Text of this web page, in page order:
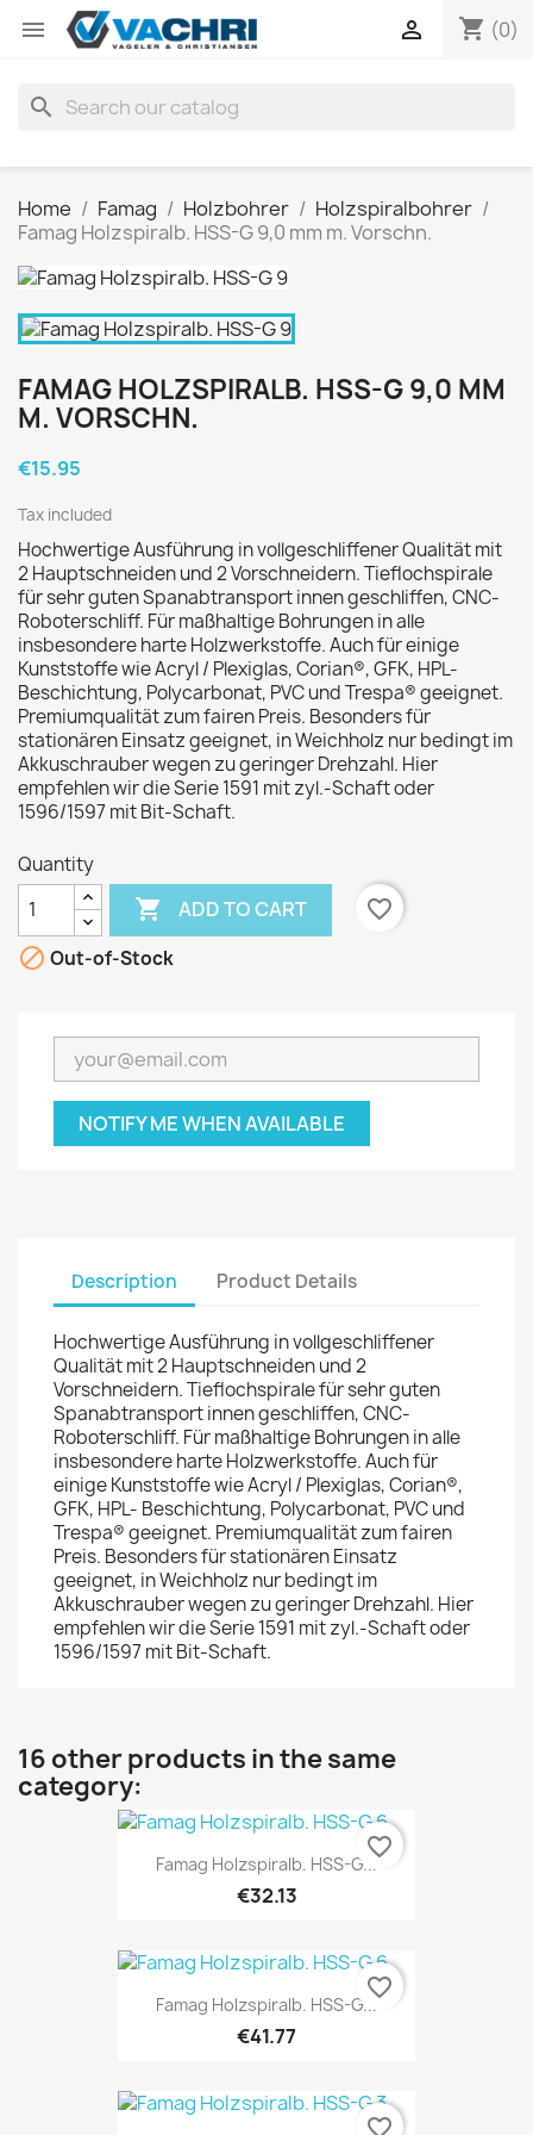
 shopping_cart (0)

search
Home Famag Holzbohrer
Holzspiralbohrer
Famag Holzspiralb. HSS-G 9,0 mm m. Vorschn.
FAMAG HOLZSPIRALB. HSS-G 9,0 MM
M. VORSCHN.
€15.95
Tax included
Hochwertige Ausführung in vollgeschliffener Qualität mit
2 Hauptschneiden und 2 Vorschneidern. Tieflochspirale
für sehr guten Spanabtransport innen geschliffen, CNC-
Roboterschliff. Für maßhaltige Bohrungen in alle
insbesondere harte Holzwerkstoffe. Auch für einige
Kunststoffe wie Acryl / Plexiglas, Corian®, GFK, HPL-
Beschichtung, Polycarbonat, PVC und Trespa® geeignet.
Premiumqualität zum fairen Preis. Besonders für
stationären Einsatz geeignet, in Weichholz nur bedingt im
Akkuschrauber wegen zu geringer Drehzahl. Hier
empfehlen wir die Serie 1591 mit zyl.-Schaft oder
1596/1597 mit Bit-Schaft.
Quantity
 ADD TO CART
favorite_border
 Out-of-Stock
NOTIFY ME WHEN AVAILABLE
Description Product Details
Hochwertige Ausführung in vollgeschliffener
Qualität mit 2 Hauptschneiden und 2
Vorschneidern. Tieflochspirale für sehr guten
Spanabtransport innen geschliffen, CNC-
Roboterschliff. Für maßhaltige Bohrungen in alle
insbesondere harte Holzwerkstoffe. Auch für
einige Kunststoffe wie Acryl / Plexiglas, Corian®,
GFK, HPL- Beschichtung, Polycarbonat, PVC und
Trespa® geeignet. Premiumqualität zum fairen
Preis. Besonders für stationären Einsatz
geeignet, in Weichholz nur bedingt im
Akkuschrauber wegen zu geringer Drehzahl. Hier
empfehlen wir die Serie 1591 mit zyl.-Schaft oder
1596/1597 mit Bit-Schaft.
16 other products in the same
category:
Famag Holzspiralb. HSS-G...
€32.13
favorite_border
Famag Holzspiralb. HSS-G...
€41.77
favorite_border
favorite_border